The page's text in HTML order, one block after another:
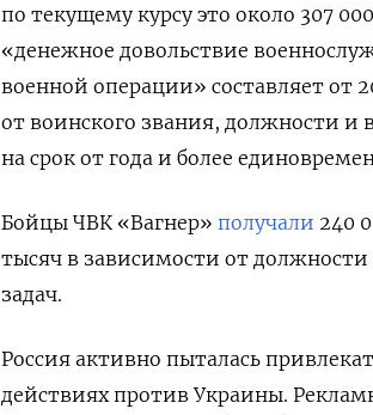
по текущему курсу это около 307
«денежное довольствие
военной операции» составляет от
от воинского звания, должности и
на срок от года и более
Бойцы ЧВК «Вагнер» получали 240
тысяч в зависимости от
задач.
Россия активно пыталась
действиях против Украины.